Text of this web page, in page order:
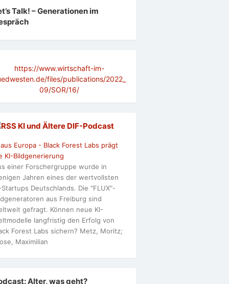
Talk! – Generationen im
https://www.wirtschaft-im-
files/publications/2022_
09/SOR/16/
KI und Ältere DlF-Podcast
aus Europa - Black Forest Labs prägt
KI-Bildgenerierung
einer Forschergruppe wurde in
Jahren eines der wertvollsten
Startups Deutschlands. Die "FLUX"-
aus Freiburg sind
gefragt. Können neue KI-
langfristig den Erfolg von
Forest Labs sichern? Metz, Moritz;
Maximilian
Alter, was geht?